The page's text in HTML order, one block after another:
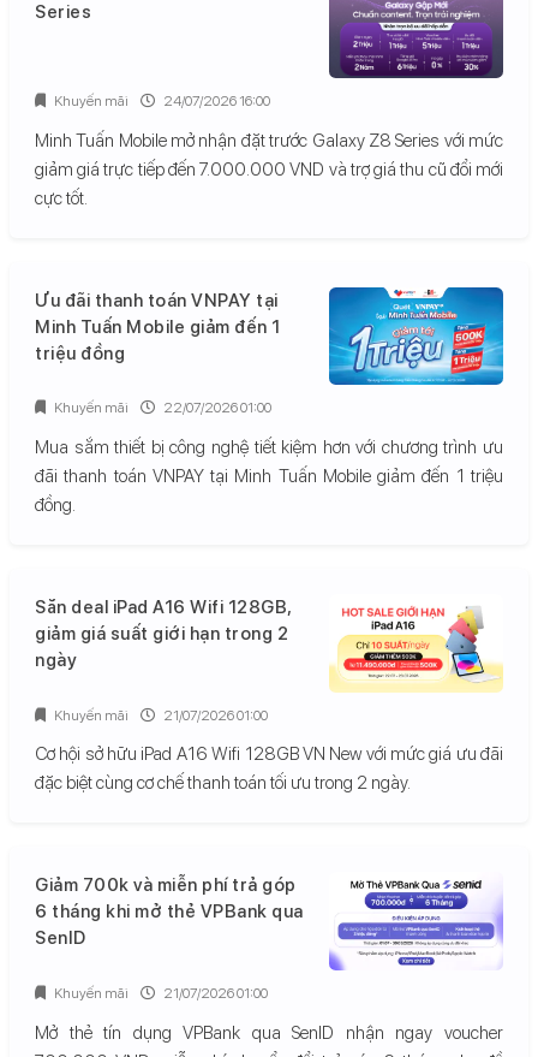
Series
Minh Tuấn Mobile mở nhận đặt trước Galaxy Z8 Series với mức
giảm giá trực tiếp đến 7.000.000 VND và trợ giá thu cũ đổi mới
cực tốt.
Khuyến mãi 24/07/2026 16:00
Ưu đãi thanh toán VNPAY tại
Minh Tuấn Mobile giảm đến 1
triệu đồng
Mua sắm thiết bị công nghệ tiết kiệm hơn với chương trình ưu
đãi thanh toán VNPAY tại Minh Tuấn Mobile giảm đến 1 triệu
đồng.
Khuyến mãi 22/07/2026 01:00
Săn deal iPad A16 Wifi 128GB,
giảm giá suất giới hạn trong 2
ngày
Cơ hội sở hữu iPad A16 Wifi 128GB VN New với mức giá ưu đãi
đặc biệt cùng cơ chế thanh toán tối ưu trong 2 ngày.
Khuyến mãi 21/07/2026 01:00
Giảm 700k và miễn phí trả góp
6 tháng khi mở thẻ VPBank qua
SenID
Mở thẻ tín dụng VPBank qua SenID nhận ngay voucher
Khuyến mãi 21/07/2026 01:00